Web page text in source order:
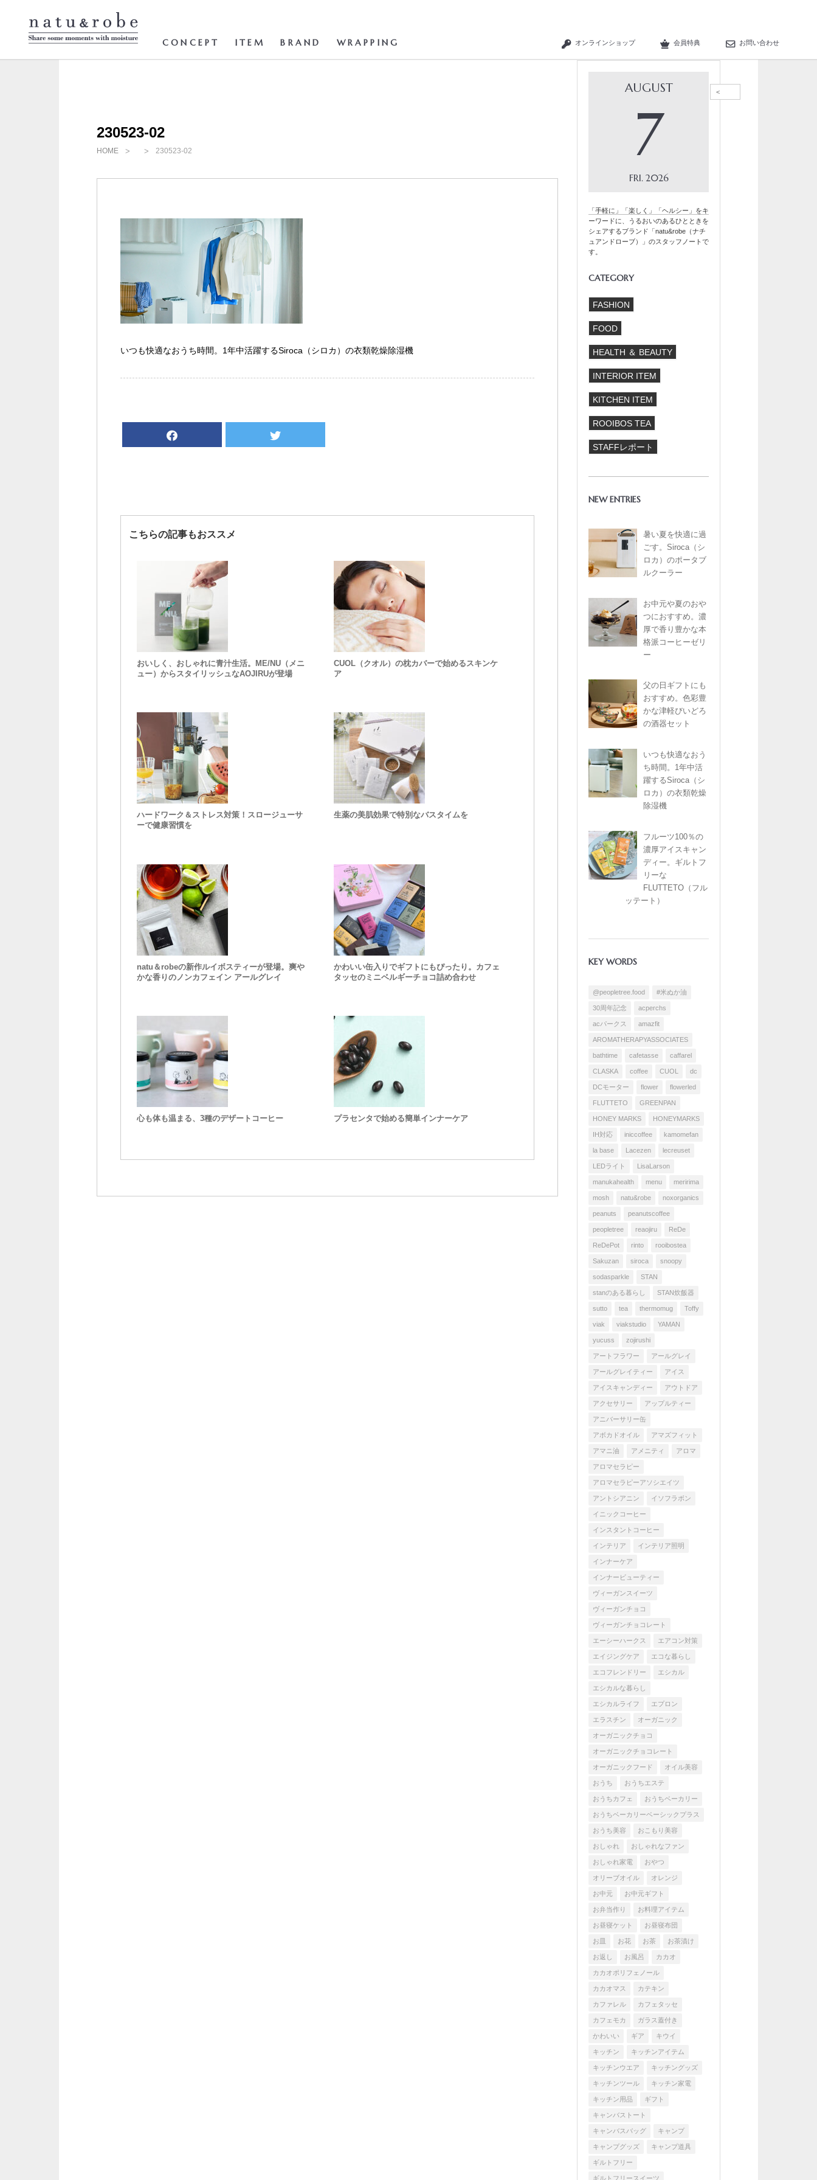
ス
CONCEPT ITEM BRAND WRAPPING オンラインショップ 会員特典 お問い合わせ
230523-02
HOME 230523-02
いつも快適なおうち時間。1年中活躍するSiroca（シロカ）の衣類乾燥除湿機
<
こちらの記事もおススメ
おいしく、おしゃれに青汁生活。ME/NU（メニ
ュー）からスタイリッシュなAOJIRUが登場
CUOL（クオル）の枕カバーで始めるスキンケ
ア
ハードワーク＆ストレス対策！スロージューサ
ーで健康習慣を
生薬の美肌効果で特別なバスタイムを
natu＆robeの新作ルイボスティーが登場。爽や
かな香りのノンカフェイン アールグレイ
かわいい缶入りでギフトにもぴったり。カフェ
タッセのミニベルギーチョコ詰め合わせ
心も体も温まる、3種のデザートコーヒー プラセンタで始める簡単インナーケア
AUGUST
7
FRI 2026
「手軽に」「楽しく」「ヘルシー」をキ
ーワードに、うるおいのあるひとときを
シェアするブランド「natu&robe（ナチ
ュアンドローブ）」のスタッフノートで
す。
CATEGORY
FASHION
FOOD
HEALTH ＆ BEAUTY
INTERIOR ITEM
KITCHEN ITEM
ROOIBOS TEA
STAFFレポート
NEW ENTRIES
暑い夏を快適に過
ごす。Siroca（シ
ロカ）のポータブ
ルクーラー
お中元や夏のおや
つにおすすめ。濃
厚で香り豊かな本
格派コーヒーゼリ
ー
父の日ギフトにも
おすすめ。色彩豊
かな津軽びいどろ
の酒器セット
いつも快適なおう
ち時間。1年中活
躍するSiroca（シ
ロカ）の衣類乾燥
除湿機
フルーツ100％の
濃厚アイスキャン
ディー。ギルトフ
リーな
FLUTTETO（フル
ッテート）
KEY WORDS
@peopletree.food #米ぬか油
30周年記念 acperchs
acパークス amazfit
AROMATHERAPYASSOCIATES
bathtime cafetasse caffarel
CLASKA coffee CUOL dc
DCモーター flower flowerled
FLUTTETO GREENPAN
HONEY MARKS HONEYMARKS
IH対応 iniccoffee kamomefan
la base Lacezen lecreuset
LEDライト LisaLarson
manukahealth menu meririma
mosh natu&robe noxorganics
peanuts peanutscoffee
peopletree reaojiru ReDe
ReDePot rinto rooibostea
Sakuzan siroca snoopy
sodasparkle STAN
stanのある暮らし STAN炊飯器
sutto tea thermomug Toffy
viak viakstudio YAMAN
yucuss zojirushi
アートフラワー アールグレイ
アールグレイティー アイス
アイスキャンディー アウトドア
アクセサリー アップルティー
アニバーサリー缶
アボカドオイル アマズフィット
アマニ油 アメニティ アロマ
アロマセラピー
アロマセラピーアソシエイツ
アントシアニン イソフラボン
イニックコーヒー
インスタントコーヒー
インテリア インテリア照明
インナーケア
インナービューティー
ヴィーガンスイーツ
ヴィーガンチョコ
ヴィーガンチョコレート
エーシーハークス エアコン対策
エイジングケア エコな暮らし
エコフレンドリー エシカル
エシカルな暮らし
エシカルライフ エプロン
エラスチン オーガニック
オーガニックチョコ
オーガニックチョコレート
オーガニックフード オイル美容
おうち おうちエステ
おうちカフェ おうちベーカリー
おうちベーカリーベーシックプラス
おうち美容 おこもり美容
おしゃれ おしゃれなファン
おしゃれ家電 おやつ
オリーブオイル オレンジ
お中元 お中元ギフト
お弁当作り お料理アイテム
お昼寝ケット お昼寝布団
お皿 お花 お茶 お茶漬け
お返し お風呂 カカオ
カカオポリフェノール
カカオマス カテキン
カファレル カフェタッセ
カフェモカ ガラス蓋付き
かわいい ギア キウイ
キッチン キッチンアイテム
キッチンウエア キッチングッズ
キッチンツール キッチン家電
キッチン用品 ギフト
キャンバストート
キャンバスバッグ キャンプ
キャンプグッズ キャンプ道具
ギルトフリー
ギルトフリースイーツ